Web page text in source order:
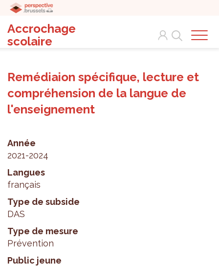
Accrochage
scolaire
Search
Remédiaion spécifique, lecture et
compréhension de la langue de
l'enseignement
Année
2021-2024
Langues
français
Type de subside
DAS
Type de mesure
Prévention
Public jeune